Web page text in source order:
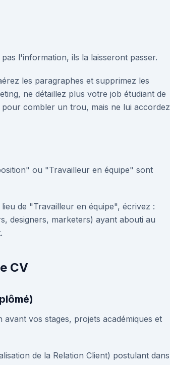
l'information, ils la laisseront passer.
les paragraphes et supprimez les
ne détaillez plus votre job étudiant de
combler un trou, mais ne lui accordez
ou "Travailleur en équipe" sont
de "Travailleur en équipe", écrivez :
designers, marketers) ayant abouti au
CV
vos stages, projets académiques et
de la Relation Client) postulant dans